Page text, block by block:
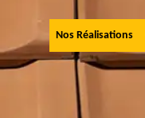
Nos Réalisations